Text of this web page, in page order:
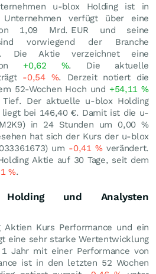
u-blox Holding ist in
verfügt über eine
1,09 Mrd. EUR und seine
vorwiegend der Branche
Die Aktie verzeichnet eine
+0,62 %. Die aktuelle
-0,54 %. Derzeit notiert die
52-Wochen Hoch und +54,11%
Tief. Der aktuelle u-blox Holding
liegt bei 146,40 €. Damit ist die u-
in 24 Stunden um 0,00%
hat sich der Kurs der u-blox
um -0,41 %verändert.
Aktie auf 30 Tage, seit dem
%.
und Analysten
Kurs Performance und ein
eine sehr starke Wertentwicklung
Jahr mit einer Performance von
ist in den letzten 52 Wochen